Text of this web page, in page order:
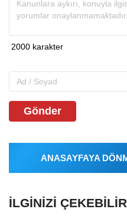
Gönder
ANASAYFAYA
İLGINIZI ÇEKEBILIR